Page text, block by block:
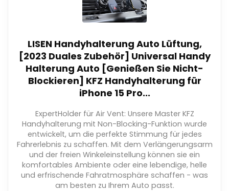
LISEN Handyhalterung Auto Lüftung,
[2023 Duales Zubehör] Universal Handy
Halterung Auto [Genießen Sie Nicht-
Blockieren] KFZ Handyhalterung für
iPhone 15 Pro...
ExpertHolder für Air Vent: Unsere Master KFZ
Handyhalterung mit Non-Blocking-Funktion wurde
entwickelt, um die perfekte Stimmung für jedes
Fahrerlebnis zu schaffen. Mit dem Verlängerungsarm
und der freien Winkeleinstellung können sie ein
komfortables Ambiente oder eine lebendige, helle
und erfrischende Fahratmosphäre schaffen - was
am besten zu Ihrem Auto passt.